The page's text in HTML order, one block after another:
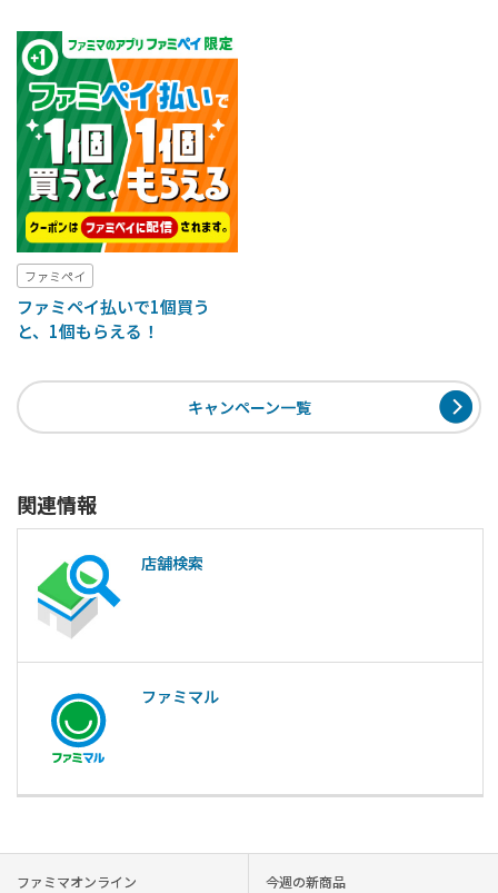
ファミペイ
ファミペイ払いで1個買う
と、1個もらえる！
キャンペーン一覧
関連情報
店舗検索
ファミマル
ファミマオンライン 今週の新商品